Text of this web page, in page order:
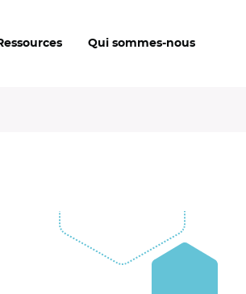
Qui sommes-nous